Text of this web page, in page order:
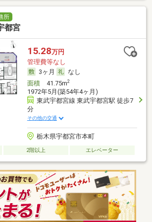
所
都宮
15.28万円
管理費等なし
3ヶ月
なし
面積41.75m2
1972年5月(築54年4ヶ月)
東武宇都宮線 東武宇都宮駅 徒歩7
分
その他の交通
栃木県宇都宮市本町
2階以上 エレベーター